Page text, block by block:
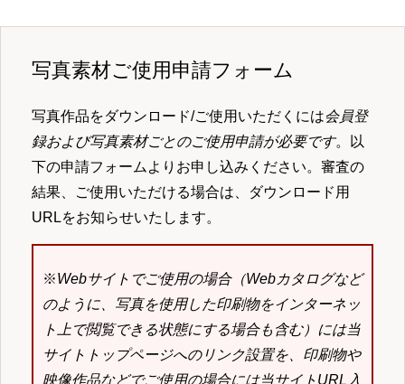
写真素材ご使用申請フォーム
写真作品をダウンロード/ご使用いただくには会員登
録および写真素材ごとのご使用申請が必要です。以
下の申請フォームよりお申し込みください。審査の
結果、ご使用いただける場合は、ダウンロード用
URLをお知らせいたします。
※Webサイトでご使用の場合（Webカタログなど
のように、写真を使用した印刷物をインターネッ
ト上で閲覧できる状態にする場合も含む）には当
サイトトップページへのリンク設置を、印刷物や
映像作品などでご使用の場合には当サイトURL入